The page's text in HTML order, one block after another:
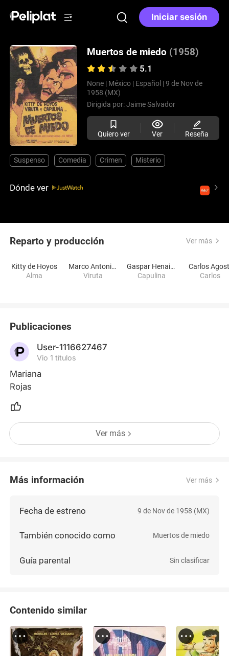
Iniciar sesión
Muertos de miedo (1958)
5.1
None | México | Español | 9 de Nov de
1958 (MX)
Dirigida por:Jaime Salvador
Quiero ver Ver Reseña
Suspenso Comedia Crimen Misterio
Dónde ver
Reparto y producción Ver más
Kitty de Hoyos
Alma
Marco Antonio Campos
Viruta
Gaspar Henaine
Capulina
Carlos
Carlos
Publicaciones
User-1116627467
Vio 1 títulos
Mariana
Rojas
Ver más
Más información Ver más
Fecha de estreno 9 de Nov de 1958 (MX)
También conocido como Muertos de miedo
Guía parental Sin clasificar
Contenido similar